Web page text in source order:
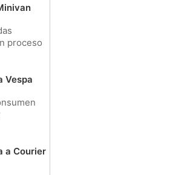
proceso
Vespa
a Courier